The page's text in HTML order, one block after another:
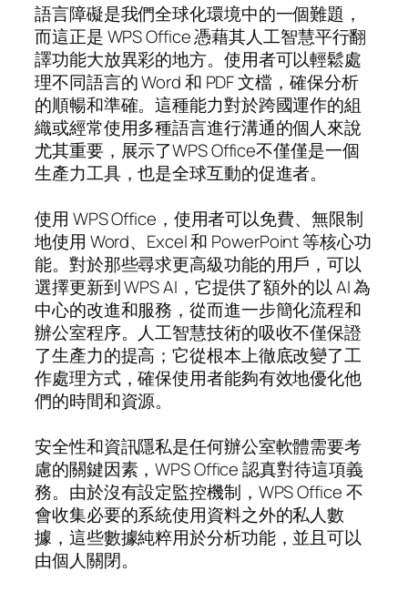
語言障礙是我們全球化環境中的一個難題，
而這正是 WPS Office 憑藉其人工智慧平行翻
譯功能大放異彩的地方。使用者可以輕鬆處
理不同語言的 Word 和 PDF 文檔，確保分析
的順暢和準確。這種能力對於跨國運作的組
織或經常使用多種語言進行溝通的個人來說
尤其重要，展示了WPS Office不僅僅是一個
生產力工具，也是全球互動的促進者。
使用 WPS Office，使用者可以免費、無限制
地使用 Word、Excel 和 PowerPoint 等核心功
能。對於那些尋求更高級功能的用戶，可以
選擇更新到 WPS AI，它提供了額外的以 AI 為
中心的改進和服務，從而進一步簡化流程和
辦公室程序。人工智慧技術的吸收不僅保證
了生產力的提高；它從根本上徹底改變了工
作處理方式，確保使用者能夠有效地優化他
們的時間和資源。
安全性和資訊隱私是任何辦公室軟體需要考
慮的關鍵因素，WPS Office 認真對待這項義
務。由於沒有設定監控機制，WPS Office 不
會收集必要的系統使用資料之外的私人數
據，這些數據純粹用於分析功能，並且可以
由個人關閉。